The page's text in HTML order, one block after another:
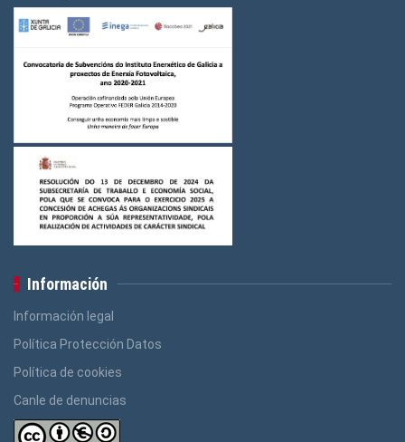
Información
Información legal
Política Protección Datos
Política de cookies
Canle de denuncias